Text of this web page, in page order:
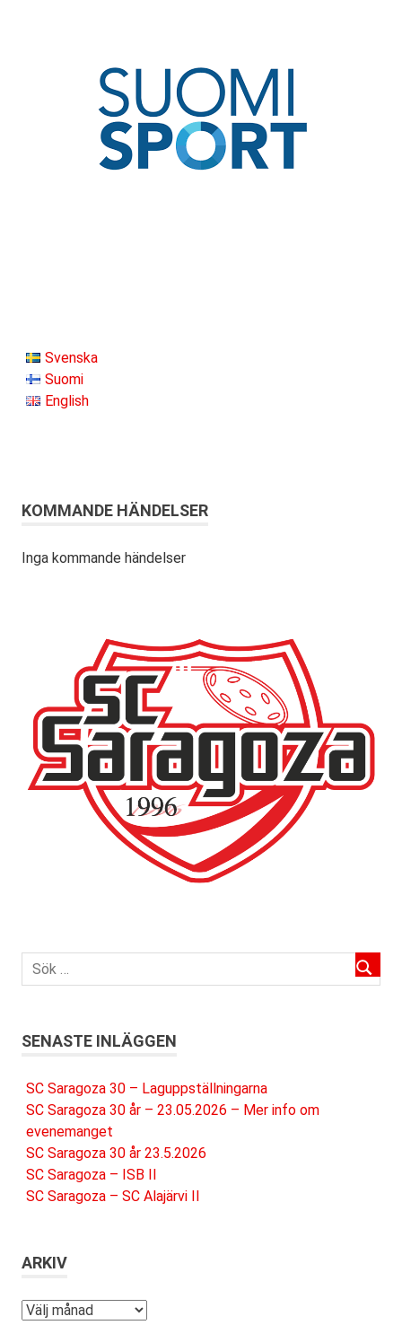
Svenska
Suomi
English
KOMMANDE HÄNDELSER
Inga kommande händelser
SENASTE INLÄGGEN
SC Saragoza 30 – Laguppställningarna
SC Saragoza 30 år – 23.05.2026 – Mer info om
evenemanget
SC Saragoza 30 år 23.5.2026
SC Saragoza – ISB II
SC Saragoza – SC Alajärvi II
ARKIV
Arkiv